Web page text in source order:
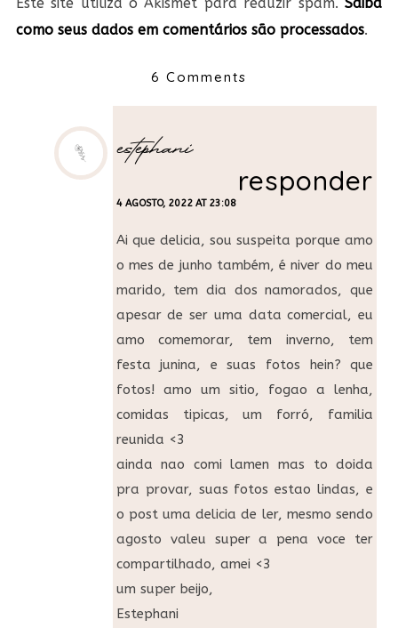
como seus dados em comentários são processados.
6 Comments
estephani
4 AGOSTO, 2022 AT 23:08
responder
Ai que delicia, sou suspeita porque amo
o mes de junho também, é niver do meu
marido, tem dia dos namorados, que
apesar de ser uma data comercial, eu
amo comemorar, tem inverno, tem
festa junina, e suas fotos hein? que
fotos! amo um sitio, fogao a lenha,
comidas tipicas, um forró, familia
reunida <3
ainda nao comi lamen mas to doida
pra provar, suas fotos estao lindas, e
o post uma delicia de ler, mesmo sendo
agosto valeu super a pena voce ter
compartilhado, amei <3
um super beijo,
Estephani